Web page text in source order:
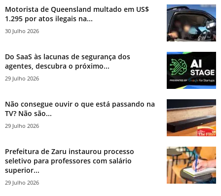
Motorista de Queensland multado em US$
1.295 por atos ilegais na...
30 Julho 2026
Do SaaS às lacunas de segurança dos
agentes, descubra o próximo...
29 Julho 2026
Não consegue ouvir o que está passando na
TV? Não são...
29 Julho 2026
Prefeitura de Zaru instaurou processo
seletivo para professores com salário
superior...
29 Julho 2026